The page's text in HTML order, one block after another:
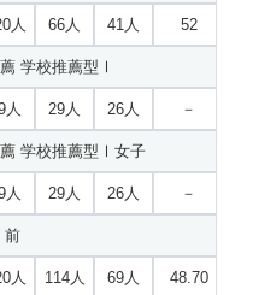
ス 推薦 推薦Ⅱ面接家庭共
5人 2人 －
ース 推薦 推薦Ⅱ面接総合共
人 38人 4人
人 66人 41人 52
学校推薦型Ⅰ
人 29人 26人 －
学校推薦型Ⅰ女子
人 29人 26人 －
前
人 114人 69人 48.70